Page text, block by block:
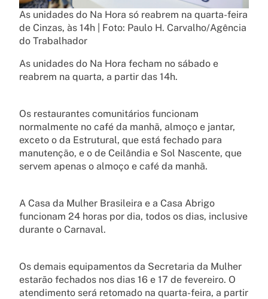
As unidades do Na Hora só reabrem na quarta-feira
de Cinzas, às 14h | Foto: Paulo H. Carvalho/Agência
do Trabalhador
As unidades do Na Hora fecham no sábado e
reabrem na quarta, a partir das 14h.
Os restaurantes comunitários funcionam
normalmente no café da manhã, almoço e jantar,
exceto o da Estrutural, que está fechado para
manutenção, e o de Ceilândia e Sol Nascente, que
servem apenas o almoço e café da manhã.
A Casa da Mulher Brasileira e a Casa Abrigo
funcionam 24 horas por dia, todos os dias, inclusive
durante o Carnaval.
Os demais equipamentos da Secretaria da Mulher
estarão fechados nos dias 16 e 17 de fevereiro. O
atendimento será retomado na quarta-feira, a partir